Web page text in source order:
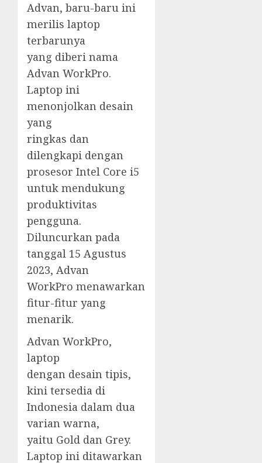
Advan, baru-baru ini
merilis laptop
terbarunya
yang diberi nama
Advan WorkPro.
Laptop ini
menonjolkan desain
yang
ringkas dan
dilengkapi dengan
prosesor Intel Core i5
untuk mendukung
produktivitas
pengguna.
Diluncurkan pada
tanggal 15 Agustus
2023, Advan
WorkPro menawarkan
fitur-fitur yang
menarik.
Advan WorkPro,
laptop
dengan desain tipis,
kini tersedia di
Indonesia dalam dua
varian warna,
yaitu Gold dan Grey.
Laptop ini ditawarkan